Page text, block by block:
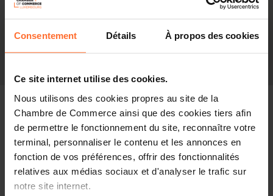
Consentement Détails À propos des cookies
Ce site internet utilise des cookies.
Nous utilisons des cookies propres au site de la
Chambre de Commerce ainsi que des cookies tiers afin
de permettre le fonctionnement du site, reconnaître votre
terminal, personnaliser le contenu et les annonces en
fonction de vos préférences, offrir des fonctionnalités
relatives aux médias sociaux et d'analyser le trafic sur
notre site internet.
Pressespiegel
Diesen Artikel teilen